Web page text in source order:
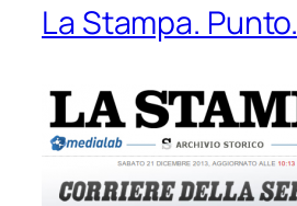
La Stampa. Punto.